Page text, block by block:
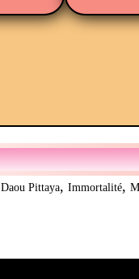
Daou Pittaya, Immortalité,